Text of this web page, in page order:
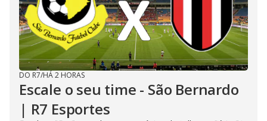
DO R7/HÁ 2 HORAS
Escale o seu time - São Bernardo
| R7 Esportes